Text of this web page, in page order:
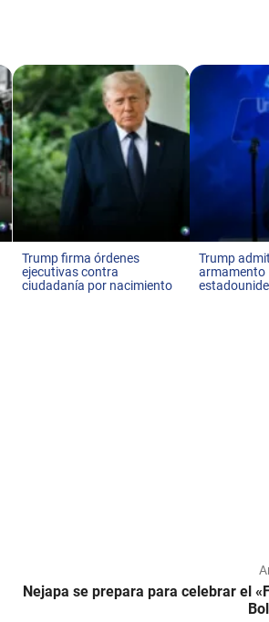
Trump firma órdenes
ejecutivas contra
ciudadanía por nacimiento
Trump
armamento
Nejapa se prepara para celebrar el